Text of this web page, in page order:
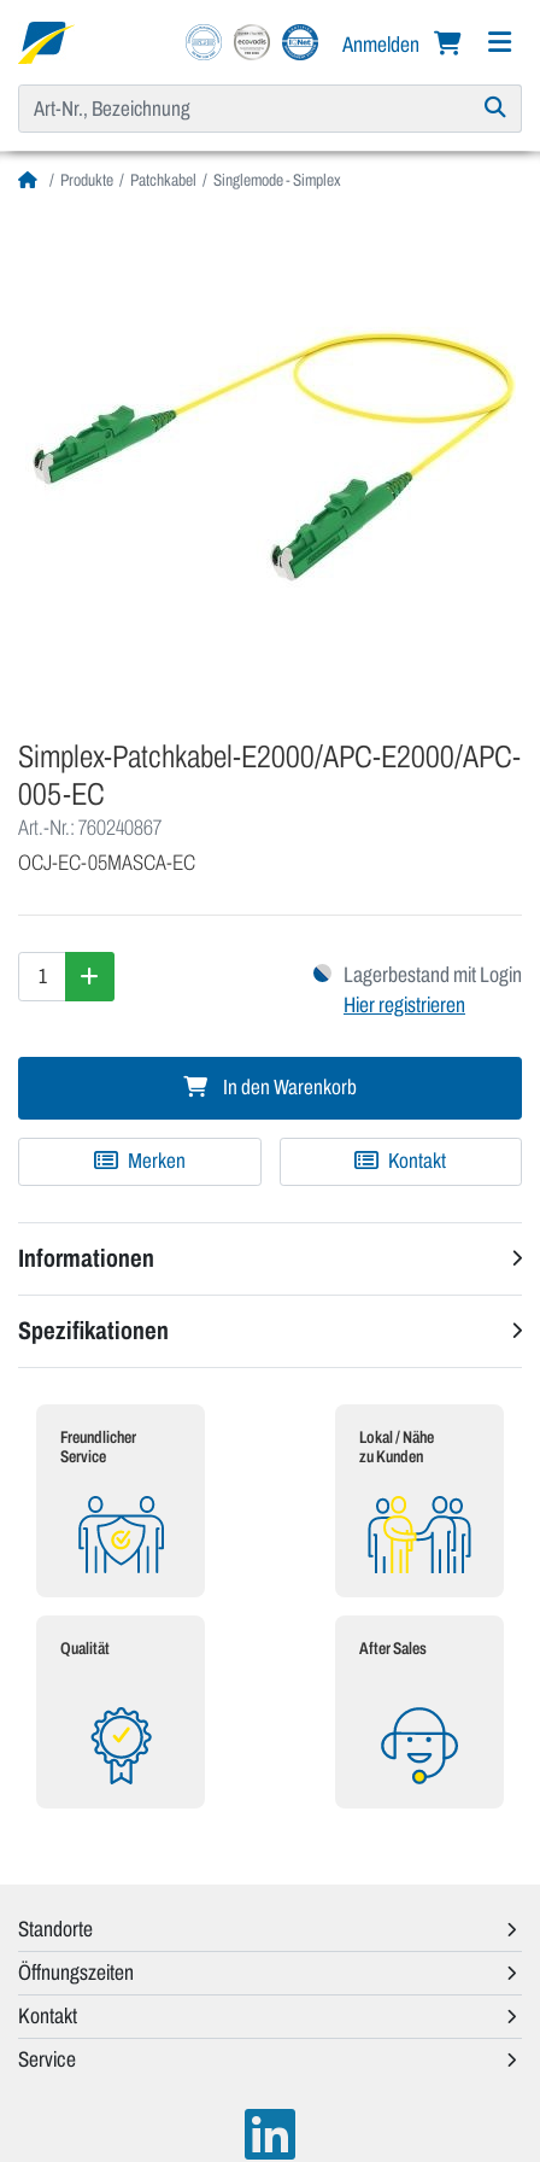
Anmelden
Produkte Patchkabel Singlemode - Simplex
Simplex-Patchkabel-E2000/APC-E2000/APC-
005-EC
Art.-Nr.: 760240867
OCJ-EC-05MASCA-EC
Lagerbestand mit Login
Hier registrieren
In den Warenkorb
Merken Kontakt
Informationen
Spezifikationen
Freundlicher
Service
Lokal / Nähe
zu Kunden
Qualität After Sales
Standorte
Öffnungszeiten
Kontakt
Service